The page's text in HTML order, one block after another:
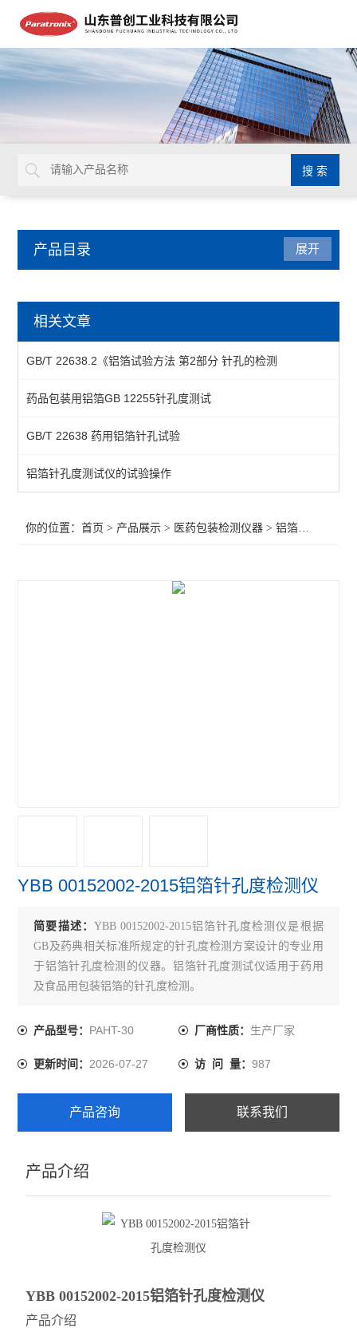
产品目录
牙本质片液压通透装置
染色仪
抗压性测试仪
鲁尔接头
注射器检测仪
胶塞穿刺力测试仪
耐破强度测试仪
轴偏差（圆跳动）测试仪
安瓿瓶折断力测试仪
偏光应力仪
壁厚测试仪
展开
相关文章
GB/T 22638.2《铝箔试验方法 第2部分 针孔的检测
药品包装用铝箔GB 12255针孔度测试
GB/T 22638 药用铝箔针孔试验
铝箔针孔度测试仪的试验操作
你的位置：首页 > 产品展示 > 医药包装检测仪器 >铝箔针孔度测试仪
YBB 00152002-2015铝箔针孔度检测仪
简要描述： YBB 00152002-2015铝箔针孔度检测仪是根据
GB及药典相关标准所规定的针孔度检测方案设计的专业用
于铝箔针孔度检测的仪器。铝箔针孔度测试仪适用于药用
及食品用包装铝箔的针孔度检测。
产品型号： PAHT-30 厂商性质： 生产厂家
更新时间：2026-07-27 访 问 量： 987
产品咨询 联系我们
产品介绍
YBB 00152002-2015铝箔针孔度检测仪
产品介绍